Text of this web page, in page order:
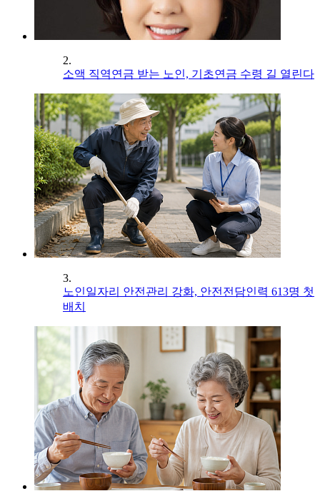
2.
소액 직역연금 받는 노인, 기초연금 수령 길 열린다
3.
노인일자리 안전관리 강화, 안전전담인력 613명 첫
배치